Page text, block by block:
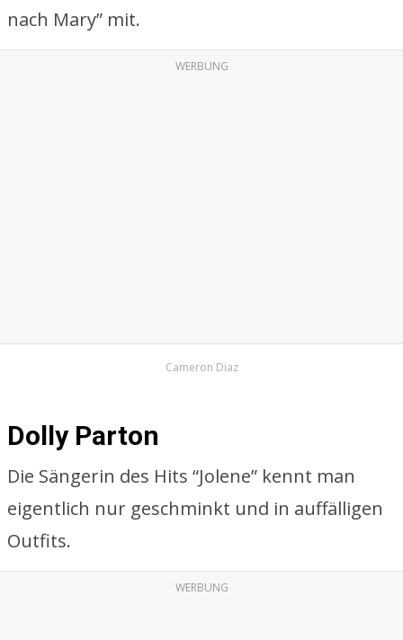
nach Mary” mit.
WERBUNG
Cameron Diaz
Dolly Parton
Die Sängerin des Hits “Jolene” kennt man
eigentlich nur geschminkt und in auffälligen
Outfits.
WERBUNG